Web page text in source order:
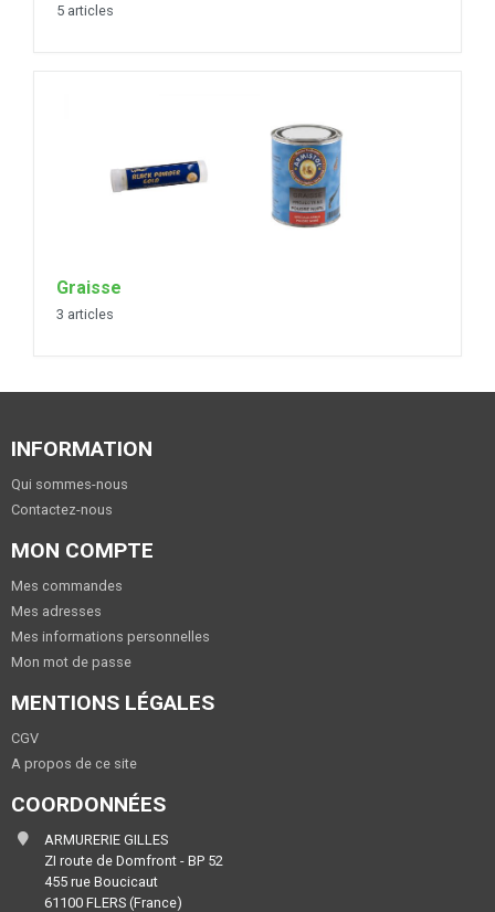
5 articles
Graisse
3 articles
INFORMATION
Qui sommes-nous
Contactez-nous
MON COMPTE
Mes commandes
Mes adresses
Mes informations personnelles
Mon mot de passe
MENTIONS LÉGALES
CGV
A propos de ce site
COORDONNÉES
ARMURERIE GILLES
ZI route de Domfront - BP 52
455 rue Boucicaut
61100 FLERS (France)